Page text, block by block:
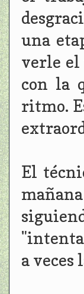
una
verle el
con la
ritmo.
El
a veces